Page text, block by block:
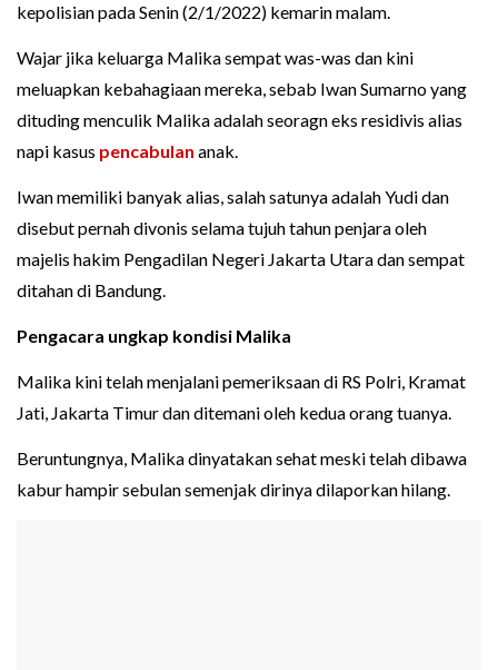
kepolisian pada Senin (2/1/2022) kemarin malam.
Wajar jika keluarga Malika sempat was-was dan kini
meluapkan kebahagiaan mereka, sebab Iwan Sumarno yang
dituding menculik Malika adalah seoragn eks residivis alias
napi kasus pencabulan anak.
Iwan memiliki banyak alias, salah satunya adalah Yudi dan
disebut pernah divonis selama tujuh tahun penjara oleh
majelis hakim Pengadilan Negeri Jakarta Utara dan sempat
ditahan di Bandung.
Pengacara ungkap kondisi Malika
Malika kini telah menjalani pemeriksaan di RS Polri, Kramat
Jati, Jakarta Timur dan ditemani oleh kedua orang tuanya.
Beruntungnya, Malika dinyatakan sehat meski telah dibawa
kabur hampir sebulan semenjak dirinya dilaporkan hilang.